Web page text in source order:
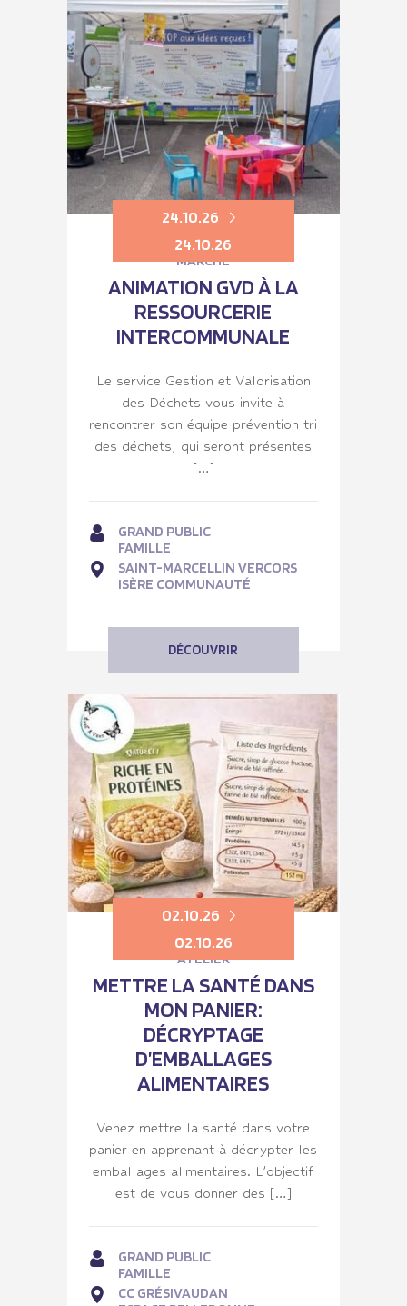
24.10.26
24.10.26
MARCHÉ
ANIMATION GVD À LA
RESSOURCERIE
INTERCOMMUNALE
Le service Gestion et Valorisation
des Déchets vous invite à
rencontrer son équipe prévention tri
des déchets, qui seront présentes
[…]
GRAND PUBLIC
FAMILLE
SAINT-MARCELLIN VERCORS
ISÈRE COMMUNAUTÉ
DÉCOUVRIR
02.10.26
02.10.26
ATELIER
METTRE LA SANTÉ DANS
MON PANIER:
DÉCRYPTAGE
D’EMBALLAGES
ALIMENTAIRES
Venez mettre la santé dans votre
panier en apprenant à décrypter les
emballages alimentaires. L’objectif
est de vous donner des […]
GRAND PUBLIC
FAMILLE
CC GRÉSIVAUDAN